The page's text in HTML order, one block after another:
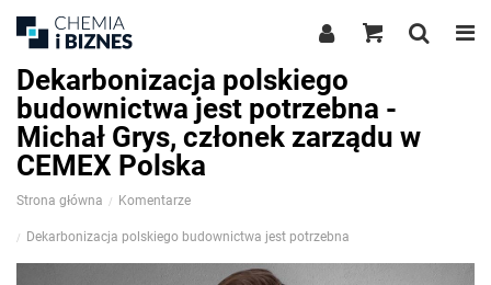
Dekarbonizacja polskiego
budownictwa jest potrzebna -
Michał Grys, członek zarządu w
CEMEX Polska
Strona główna Komentarze
Dekarbonizacja polskiego budownictwa jest potrzebna